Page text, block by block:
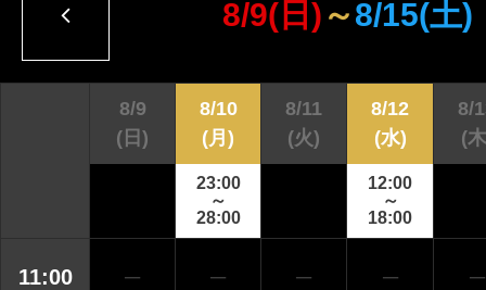
8/9(日) ～8/15(土)
8/9
(日)
8/10
(月)
23:00
～
28:00
8/11
(火)
8/12
(水)
12:00
～
18:00
8/
(
11:00 ─ ─ ─ ─ ─